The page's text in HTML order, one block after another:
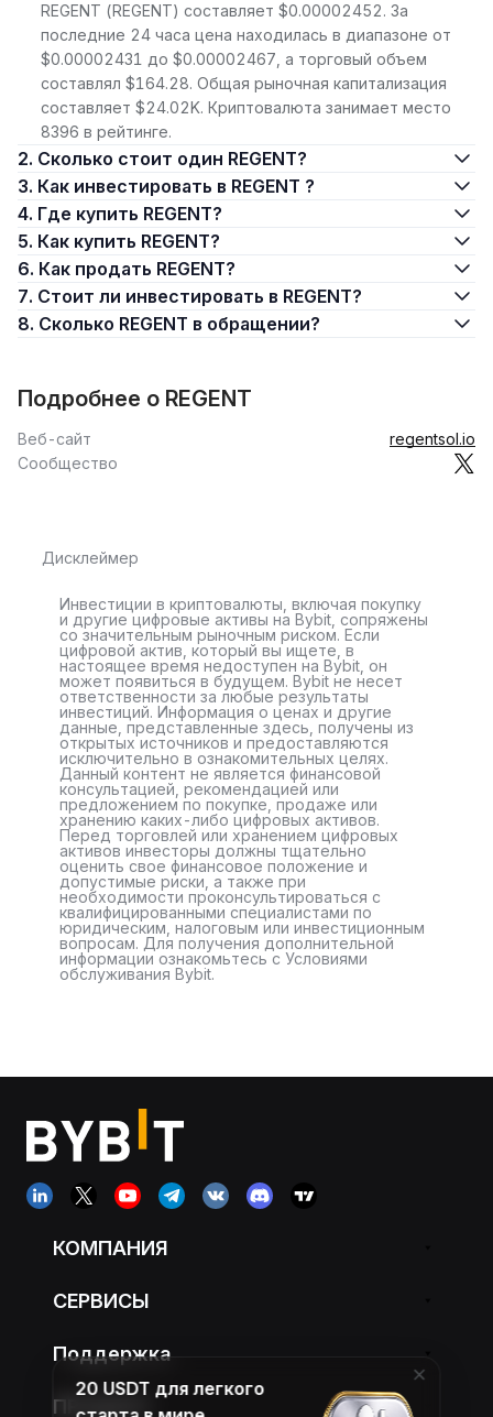
REGENT (REGENT) составляет $0.00002452. За
последние 24 часа цена находилась в диапазоне от
$0.00002431 до $0.00002467, а торговый объем
составлял $164.28. Общая рыночная капитализация
составляет $24.02K. Криптовалюта занимает место
8396 в рейтинге.
2. Сколько стоит один REGENT?
3. Как инвестировать в REGENT ?
4. Где купить REGENT?
5. Как купить REGENT?
6. Как продать REGENT?
7. Стоит ли инвестировать в REGENT?
8. Сколько REGENT в обращении?
Подробнее о REGENT
Веб-сайт
regentsol.io
Сообщество
Дисклеймер
Инвестиции в криптовалюты, включая покупку
и другие цифровые активы на Bybit, сопряжены
со значительным рыночным риском. Если
цифровой актив, который вы ищете, в
настоящее время недоступен на Bybit, он
может появиться в будущем. Bybit не несет
ответственности за любые результаты
инвестиций. Информация о ценах и другие
данные, представленные здесь, получены из
открытых источников и предоставляются
исключительно в ознакомительных целях.
Данный контент не является финансовой
консультацией, рекомендацией или
предложением по покупке, продаже или
хранению каких-либо цифровых активов.
Перед торговлей или хранением цифровых
активов инвесторы должны тщательно
оценить свое финансовое положение и
допустимые риски, а также при
необходимости проконсультироваться с
квалифицированными специалистами по
юридическим, налоговым или инвестиционным
вопросам. Для получения дополнительной
информации ознакомьтесь с Условиями
обслуживания Bybit.
КОМПАНИЯ
СЕРВИСЫ
Поддержка
ПРОДУКТ
20 USDT для легкого